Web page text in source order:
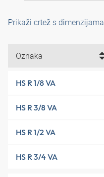
Prikaži crtež s dimenzijama
Oznaka
HS R 1/8 VA
HS R 3/8 VA
HS R 1/2 VA
HS R 3/4 VA